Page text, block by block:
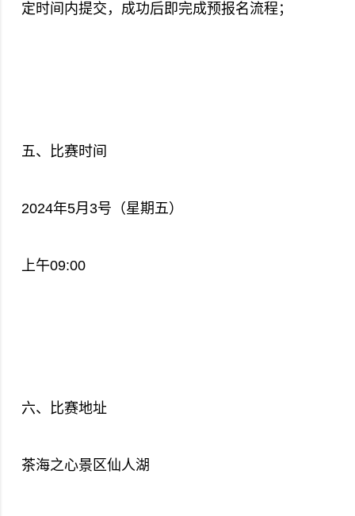
定时间内提交，成功后即完成预报名流程；
五、比赛时间
2024年5月3号（星期五）
上午09:00
六、比赛地址
茶海之心景区仙人湖